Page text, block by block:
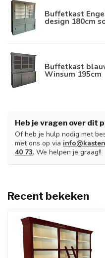
Buffetkast
design 180cm
Buffetkast
Winsum 195cm
Heb je vragen over dit
Of heb je hulp nodig met
met ons op via
40 73. We helpen je graag!!
Recent bekeken